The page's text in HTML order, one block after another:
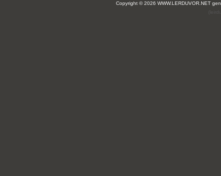
Copyright © 2026 WWW.LERDUVOR.NET